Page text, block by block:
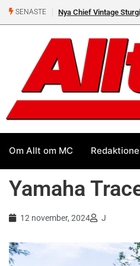
SENASTE
Chief Vintage Sturgis Premiär för
Om Allt om MC
Yamaha
12 november, 2024 J